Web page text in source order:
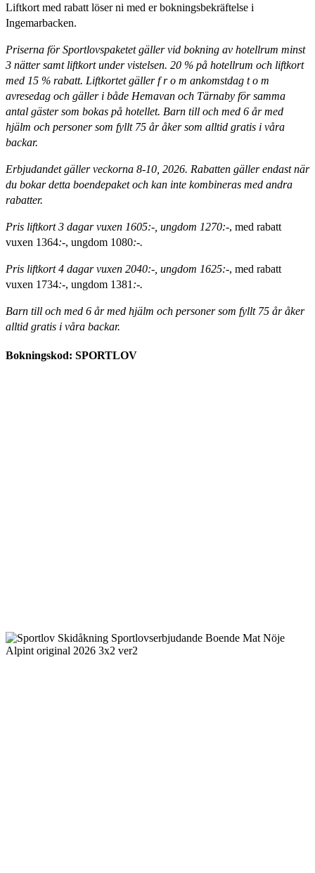
Liftkort med rabatt löser ni med er bokningsbekräftelse i
Ingemarbacken.
Priserna för Sportlovspaketet gäller vid bokning av hotellrum minst
3 nätter samt liftkort under vistelsen. 20 % på hotellrum och liftkort
med 15 % rabatt. Liftkortet gäller f r o m ankomstdag t o m
avresedag och gäller i både Hemavan och Tärnaby för samma
antal gäster som bokas på hotellet. Barn till och med 6 år med
hjälm och personer som fyllt 75 år åker som alltid gratis i våra
backar.
Erbjudandet gäller veckorna 8-10, 2026. Rabatten gäller endast när
du bokar detta boendepaket och kan inte kombineras med andra
rabatter.
Pris liftkort 3 dagarvuxen 1605:-, ungdom 1270:-, med rabatt
vuxen 1364:-, ungdom 1080:-.
Pris liftkort 4 dagar vuxen 2040:-, ungdom 1625:-, med rabatt
vuxen 1734:-, ungdom 1381 :-.
Barn till och med 6 år med hjälm och personer som fyllt 75 år åker
alltid gratis i våra backar.
Bokningskod: SPORTLOV